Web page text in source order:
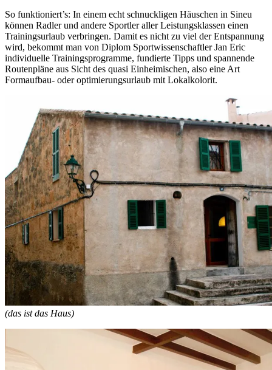
So funktioniert’s: In einem echt schnuckligen Häuschen in Sineu
können Radler und andere Sportler aller Leistungsklassen einen
Trainingsurlaub verbringen. Damit es nicht zu viel der Entspannung
wird, bekommt man von Diplom Sportwissenschaftler Jan Eric
individuelle Trainingsprogramme, fundierte Tipps und spannende
Routenpläne aus Sicht des quasi Einheimischen, also eine Art
Formaufbau- oder optimierungsurlaub mit Lokalkolorit.
(das ist das Haus)